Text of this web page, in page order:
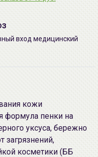
вход медицинский
кожи
формула пенки на
уксуса, бережно
загрязнений,
косметики (ББ